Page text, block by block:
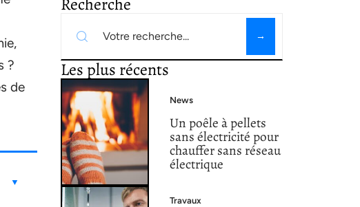
?
de
Les plus récents
News
Un poêle à pellets
sans électricité pour
chauffer sans réseau
électrique
Travaux